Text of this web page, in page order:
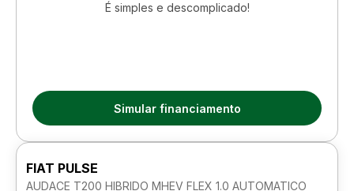
É simples e descomplicado!
Simular financiamento
FIAT PULSE
AUDACE T200 HIBRIDO MHEV FLEX 1.0 AUTOMATICO